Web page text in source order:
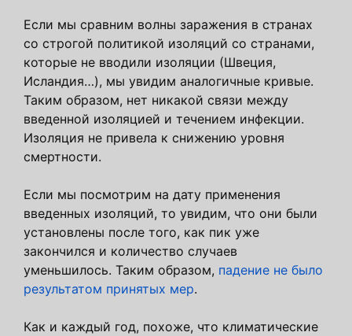
Если мы сравним волны заражения в странах
со строгой политикой изоляций со странами,
которые не вводили изоляции (Швеция,
Исландия…), мы увидим аналогичные кривые.
Таким образом, нет никакой связи между
введенной изоляцией и течением инфекции.
Изоляция не привела к снижению уровня
смертности.
Если мы посмотрим на дату применения
введенных изоляций, то увидим, что они были
установлены после того, как пик уже
закончился и количество случаев
уменьшилось. Таким образом, падение не было
результатом принятых мер.
Как и каждый год, похоже, что климатические